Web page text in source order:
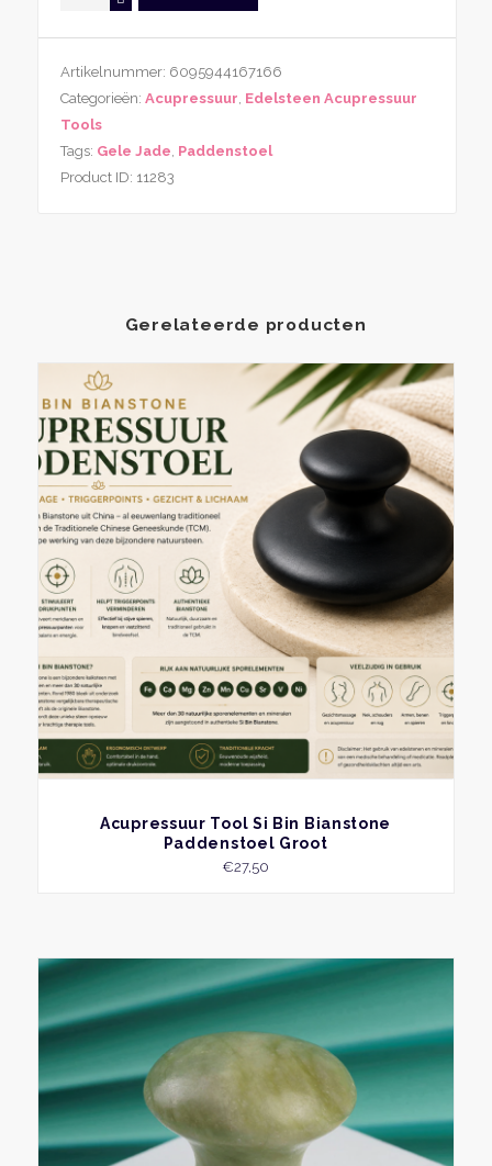
Jade
Paddenstoel
aantal
Artikelnummer: 6095944167166
Categorieën: Acupressuur, Edelsteen Acupressuur
Tools
Tags: Gele Jade, Paddenstoel
Product ID: 11283
Gerelateerde producten
BEKIJK
Acupressuur Tool Si Bin Bianstone
Paddenstoel Groot
€27,50